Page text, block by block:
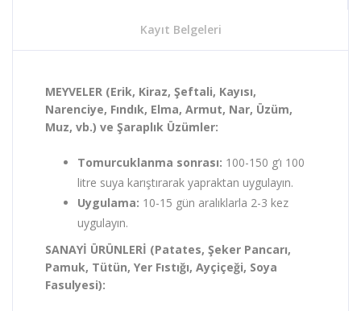
Kayıt Belgeleri
MEYVELER (Erik, Kiraz, Şeftali, Kayısı,
Narenciye, Fındık, Elma, Armut, Nar, Üzüm,
Muz, vb.) ve Şaraplık Üzümler:
Tomurcuklanma sonrası: 100-150 g’ı 100
litre suya karıştırarak yapraktan uygulayın.
Uygulama: 10-15 gün aralıklarla 2-3 kez
uygulayın.
SANAYİ ÜRÜNLERİ (Patates, Şeker Pancarı,
Pamuk, Tütün, Yer Fıstığı, Ayçiçeği, Soya
Fasulyesi):